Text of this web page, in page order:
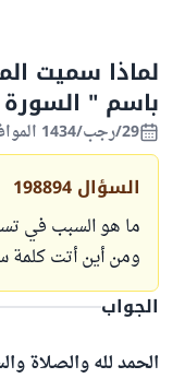
لماذا سميت
باسم "
29/رجب/1434 الموافق 08/يونيو/2013
السؤال 198894
ما هو السبب في
ومن أين أتت كلمة
الجواب
الحمد لله والصلاة